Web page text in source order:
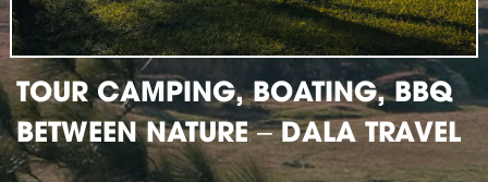
TOUR CAMPING, BOATING, BBQ
BETWEEN NATURE – DALA TRAVEL